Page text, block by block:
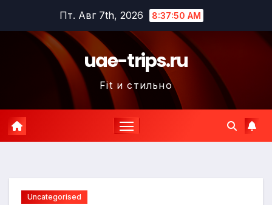
содержимому
Пт. Авг 7th, 2026 8:37:51 AM
uae-trips.ru
Fit и стильно
Uncategorised